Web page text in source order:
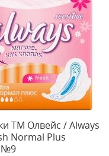
Carbonate
Go 14
ТМ Кантрі
ТМ Олвейс / Always
Normal Plus
№9